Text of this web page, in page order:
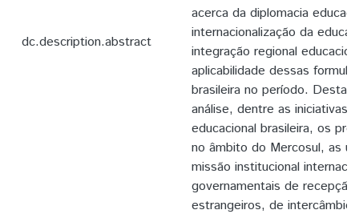
dc.description.abstract
acerca da diplomacia
internacionalização da
integração regional
aplicabilidade dessas
brasileira no período.
análise, dentre as iniciativas
educacional brasileira, os
no âmbito do Mercosul, as
missão institucional
governamentais de
estrangeiros, de intercâmbio